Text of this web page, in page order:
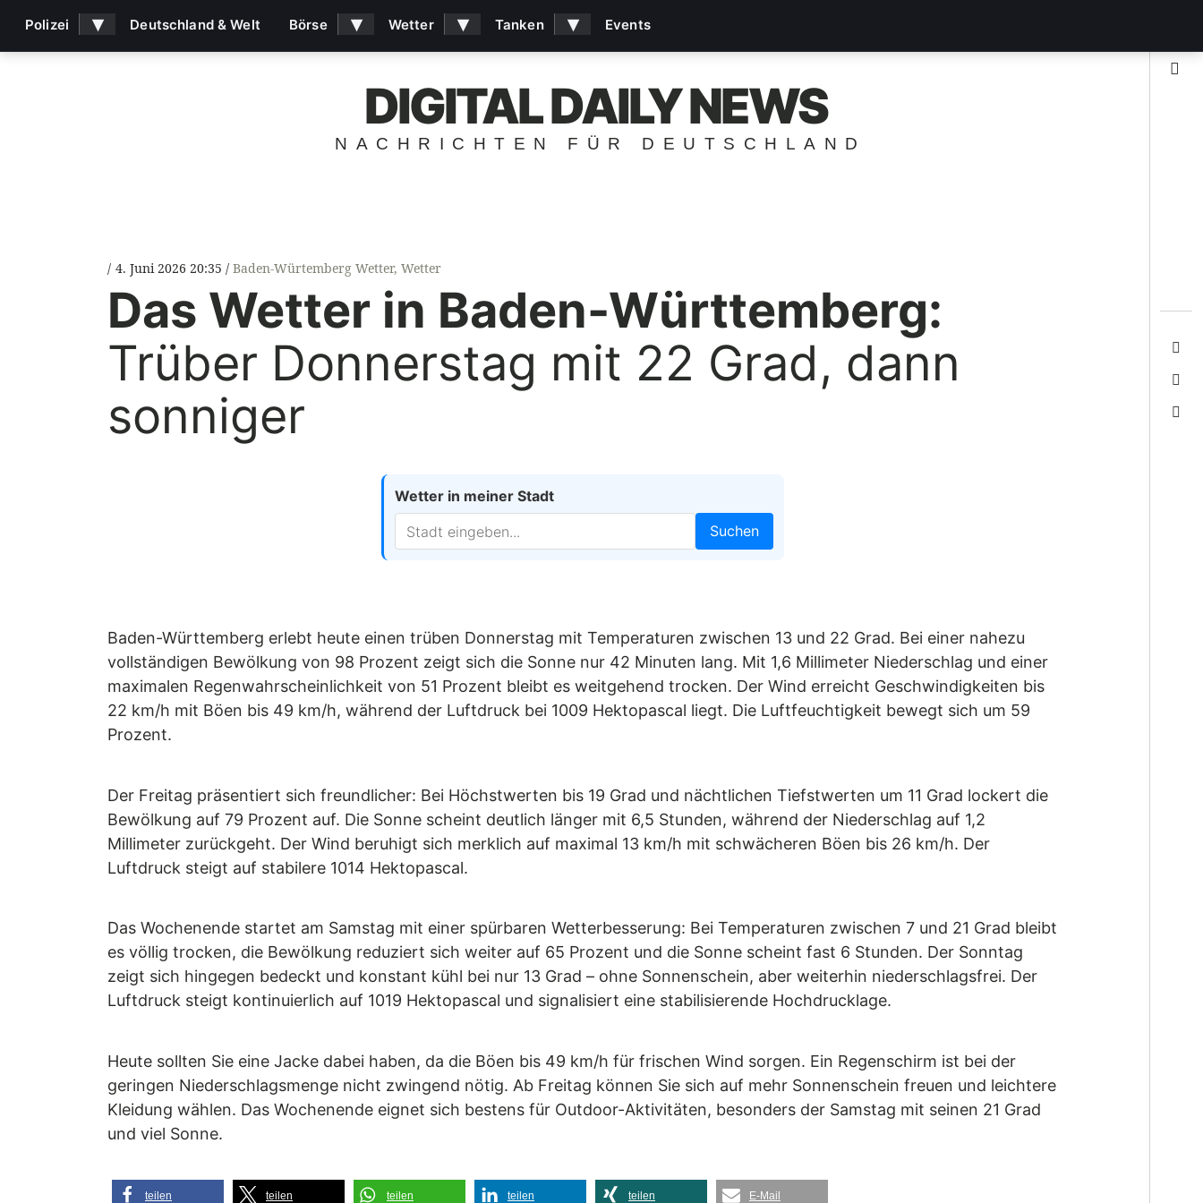
DIGITAL DAILY NEWS
NACHRICHTEN FÜR DEUTSCHLAND
4. Juni 2026 20:35 Baden-Würtemberg Wetter, Wetter
Das Wetter in Baden-Württemberg:
Trüber Donnerstag mit 22 Grad, dann
sonniger
Wetter in meiner Stadt
Suchen
Baden-Württemberg erlebt heute einen trüben Donnerstag mit Temperaturen zwischen 13 und 22 Grad. Bei einer nahezu
vollständigen Bewölkung von 98 Prozent zeigt sich die Sonne nur 42 Minuten lang. Mit 1,6 Millimeter Niederschlag und einer
maximalen Regenwahrscheinlichkeit von 51 Prozent bleibt es weitgehend trocken. Der Wind erreicht Geschwindigkeiten bis
22 km/h mit Böen bis 49 km/h, während der Luftdruck bei 1009 Hektopascal liegt. Die Luftfeuchtigkeit bewegt sich um 59
Prozent.
Der Freitag präsentiert sich freundlicher: Bei Höchstwerten bis 19 Grad und nächtlichen Tiefstwerten um 11 Grad lockert die
Bewölkung auf 79 Prozent auf. Die Sonne scheint deutlich länger mit 6,5 Stunden, während der Niederschlag auf 1,2
Millimeter zurückgeht. Der Wind beruhigt sich merklich auf maximal 13 km/h mit schwächeren Böen bis 26 km/h. Der
Luftdruck steigt auf stabilere 1014 Hektopascal.
Das Wochenende startet am Samstag mit einer spürbaren Wetterbesserung: Bei Temperaturen zwischen 7 und 21 Grad bleibt
es völlig trocken, die Bewölkung reduziert sich weiter auf 65 Prozent und die Sonne scheint fast 6 Stunden. Der Sonntag
zeigt sich hingegen bedeckt und konstant kühl bei nur 13 Grad – ohne Sonnenschein, aber weiterhin niederschlagsfrei. Der
Luftdruck steigt kontinuierlich auf 1019 Hektopascal und signalisiert eine stabilisierende Hochdrucklage.
Heute sollten Sie eine Jacke dabei haben, da die Böen bis 49 km/h für frischen Wind sorgen. Ein Regenschirm ist bei der
geringen Niederschlagsmenge nicht zwingend nötig. Ab Freitag können Sie sich auf mehr Sonnenschein freuen und leichtere
Kleidung wählen. Das Wochenende eignet sich bestens für Outdoor-Aktivitäten, besonders der Samstag mit seinen 21 Grad
und viel Sonne.
teilen teilen teilen teilen teilen E-Mail
Polizei ▾ Deutschland & Welt Börse ▾ Wetter ▾ Tanken ▾ Events